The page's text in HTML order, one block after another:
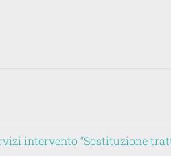
intervento “Sostituzione